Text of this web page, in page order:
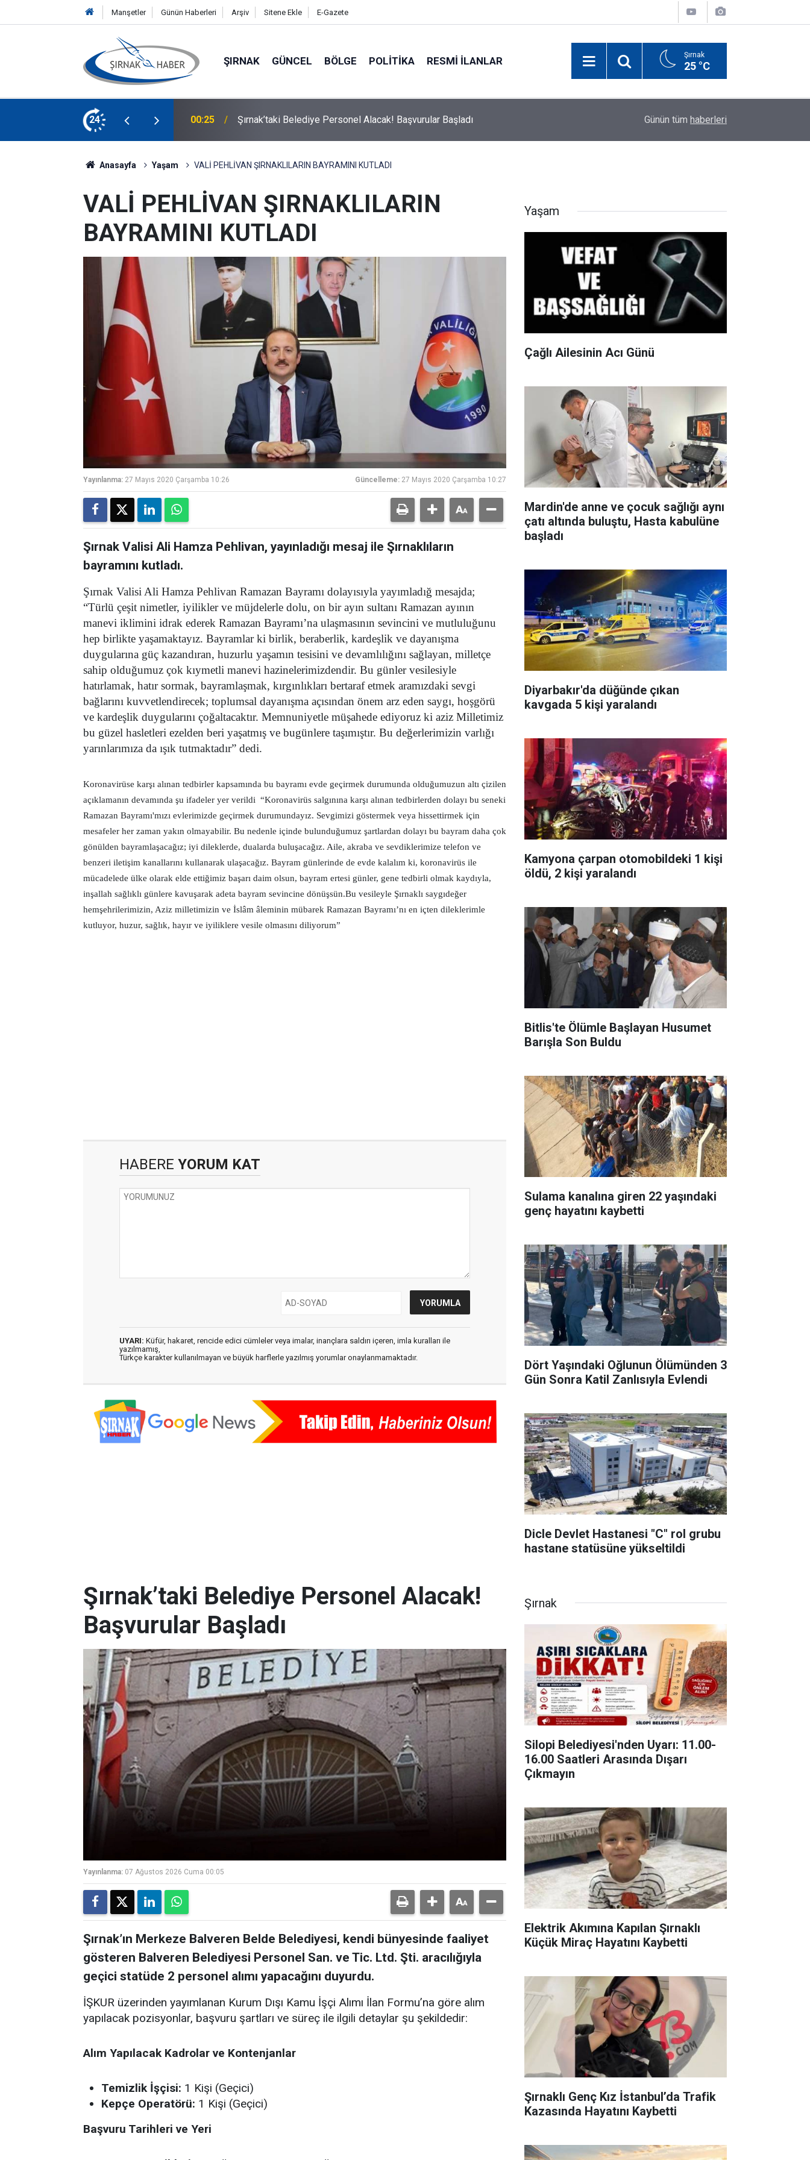
Manşetler Günün Haberleri Arşiv Sitene Ekle E-Gazete
ŞIRNAK GÜNCEL BÖLGE POLITIKA RESMI İLANLAR Şırnak
25 °C
24
Başvurular Başladı 00:21 Silopi Belediyesi'nden Uyarı: 11.00-16.00 Saatleri Arasında Dışarı Çıkmayın Elektrik Akımına Kapılan Şırnaklı Küçük Miraç
Günün tüm haberleri
Anasayfa Yaşam VALİ PEHLİVAN ŞIRNAKLILARIN BAYRAMINI KUTLADI
VALİ PEHLİVAN ŞIRNAKLILARIN
BAYRAMINI KUTLADI
Yayınlanma: 27 Mayıs 2020 Çarşamba 10:26 Güncelleme: 27 Mayıs 2020 Çarşamba 10:27
Şırnak Valisi Ali Hamza Pehlivan, yayınladığı mesaj ile Şırnaklıların
bayramını kutladı.
Şırnak Valisi Ali Hamza Pehlivan Ramazan Bayramı dolayısıyla yayımladığ mesajda;
“Türlü çeşit nimetler, iyilikler ve müjdelerle dolu, on bir ayın sultanı Ramazan ayının
manevi iklimini idrak ederek Ramazan Bayramı’na ulaşmasının sevincini ve mutluluğunu
hep birlikte yaşamaktayız. Bayramlar ki birlik, beraberlik, kardeşlik ve dayanışma
duygularına güç kazandıran, huzurlu yaşamın tesisini ve devamlılığını sağlayan, milletçe
sahip olduğumuz çok kıymetli manevi hazinelerimizdendir. Bu günler vesilesiyle
hatırlamak, hatır sormak, bayramlaşmak, kırgınlıkları bertaraf etmek aramızdaki sevgi
bağlarını kuvvetlendirecek; toplumsal dayanışma açısından önem arz eden saygı, hoşgörü
ve kardeşlik duygularını çoğaltacaktır. Memnuniyetle müşahede ediyoruz ki aziz Milletimiz
bu güzel hasletleri ezelden beri yaşatmış ve bugünlere taşımıştır. Bu değerlerimizin varlığı
yarınlarımıza da ışık tutmaktadır” dedi.
Koronavirüse karşı alınan tedbirler kapsamında bu bayramı evde geçirmek durumunda olduğumuzun altı çizilen
açıklamanın devamında şu ifadeler yer verildi “Koronavirüs salgınına karşı alınan tedbirlerden dolayı bu seneki
Ramazan Bayramı'mızı evlerimizde geçirmek durumundayız. Sevgimizi göstermek veya hissettirmek için
mesafeler her zaman yakın olmayabilir. Bu nedenle içinde bulunduğumuz şartlardan dolayı bu bayram daha çok
gönülden bayramlaşacağız; iyi dileklerde, dualarda buluşacağız. Aile, akraba ve sevdiklerimize telefon ve
benzeri iletişim kanallarını kullanarak ulaşacağız. Bayram günlerinde de evde kalalım ki, koronavirüs ile
mücadelede ülke olarak elde ettiğimiz başarı daim olsun, bayram ertesi günler, gene tedbirli olmak kaydıyla,
inşallah sağlıklı günlere kavuşarak adeta bayram sevincine dönüşsün.Bu vesileyle Şırnaklı saygıdeğer
hemşehrilerimizin, Aziz milletimizin ve İslâm âleminin mübarek Ramazan Bayramı’nı en içten dileklerimle
kutluyor, huzur, sağlık, hayır ve iyiliklere vesile olmasını diliyorum”
HABERE YORUM KAT
UYARI: Küfür, hakaret, rencide edici cümleler veya imalar, inançlara saldırı içeren, imla kuralları ile
yazılmamış,
Türkçe karakter kullanılmayan ve büyük harflerle yazılmış yorumlar onaylanmamaktadır.
Yaşam
Çağlı Ailesinin Acı Günü
Mardin'de anne ve çocuk sağlığı aynı
çatı altında buluştu, Hasta kabulüne
başladı
Diyarbakır'da düğünde çıkan
kavgada 5 kişi yaralandı
Kamyona çarpan otomobildeki 1 kişi
öldü, 2 kişi yaralandı
Bitlis'te Ölümle Başlayan Husumet
Barışla Son Buldu
Sulama kanalına giren 22 yaşındaki
genç hayatını kaybetti
Dört Yaşındaki Oğlunun Ölümünden 3
Gün Sonra Katil Zanlısıyla Evlendi
Dicle Devlet Hastanesi "C" rol grubu
hastane statüsüne yükseltildi
Şırnak’taki Belediye Personel Alacak!
Başvurular Başladı
Yayınlanma: 07 Ağustos 2026 Cuma 00:05
Şırnak’ın Merkeze Balveren Belde Belediyesi, kendi bünyesinde faaliyet
gösteren Balveren Belediyesi Personel San. ve Tic. Ltd. Şti. aracılığıyla
geçici statüde 2 personel alımı yapacağını duyurdu.
İŞKUR üzerinden yayımlanan Kurum Dışı Kamu İşçi Alımı İlan Formu’na göre alım
yapılacak pozisyonlar, başvuru şartları ve süreç ile ilgili detaylar şu şekildedir:
Alım Yapılacak Kadrolar ve Kontenjanlar
Temizlik İşçisi: 1 Kişi (Geçici)
Kepçe Operatörü: 1 Kişi (Geçici)
Başvuru Tarihleri ve Yeri
Şırnak
Silopi Belediyesi'nden Uyarı: 11.00-
16.00 Saatleri Arasında Dışarı
Çıkmayın
Elektrik Akımına Kapılan Şırnaklı
Küçük Miraç Hayatını Kaybetti
Şırnaklı Genç Kız İstanbul’da Trafik
Kazasında Hayatını Kaybetti